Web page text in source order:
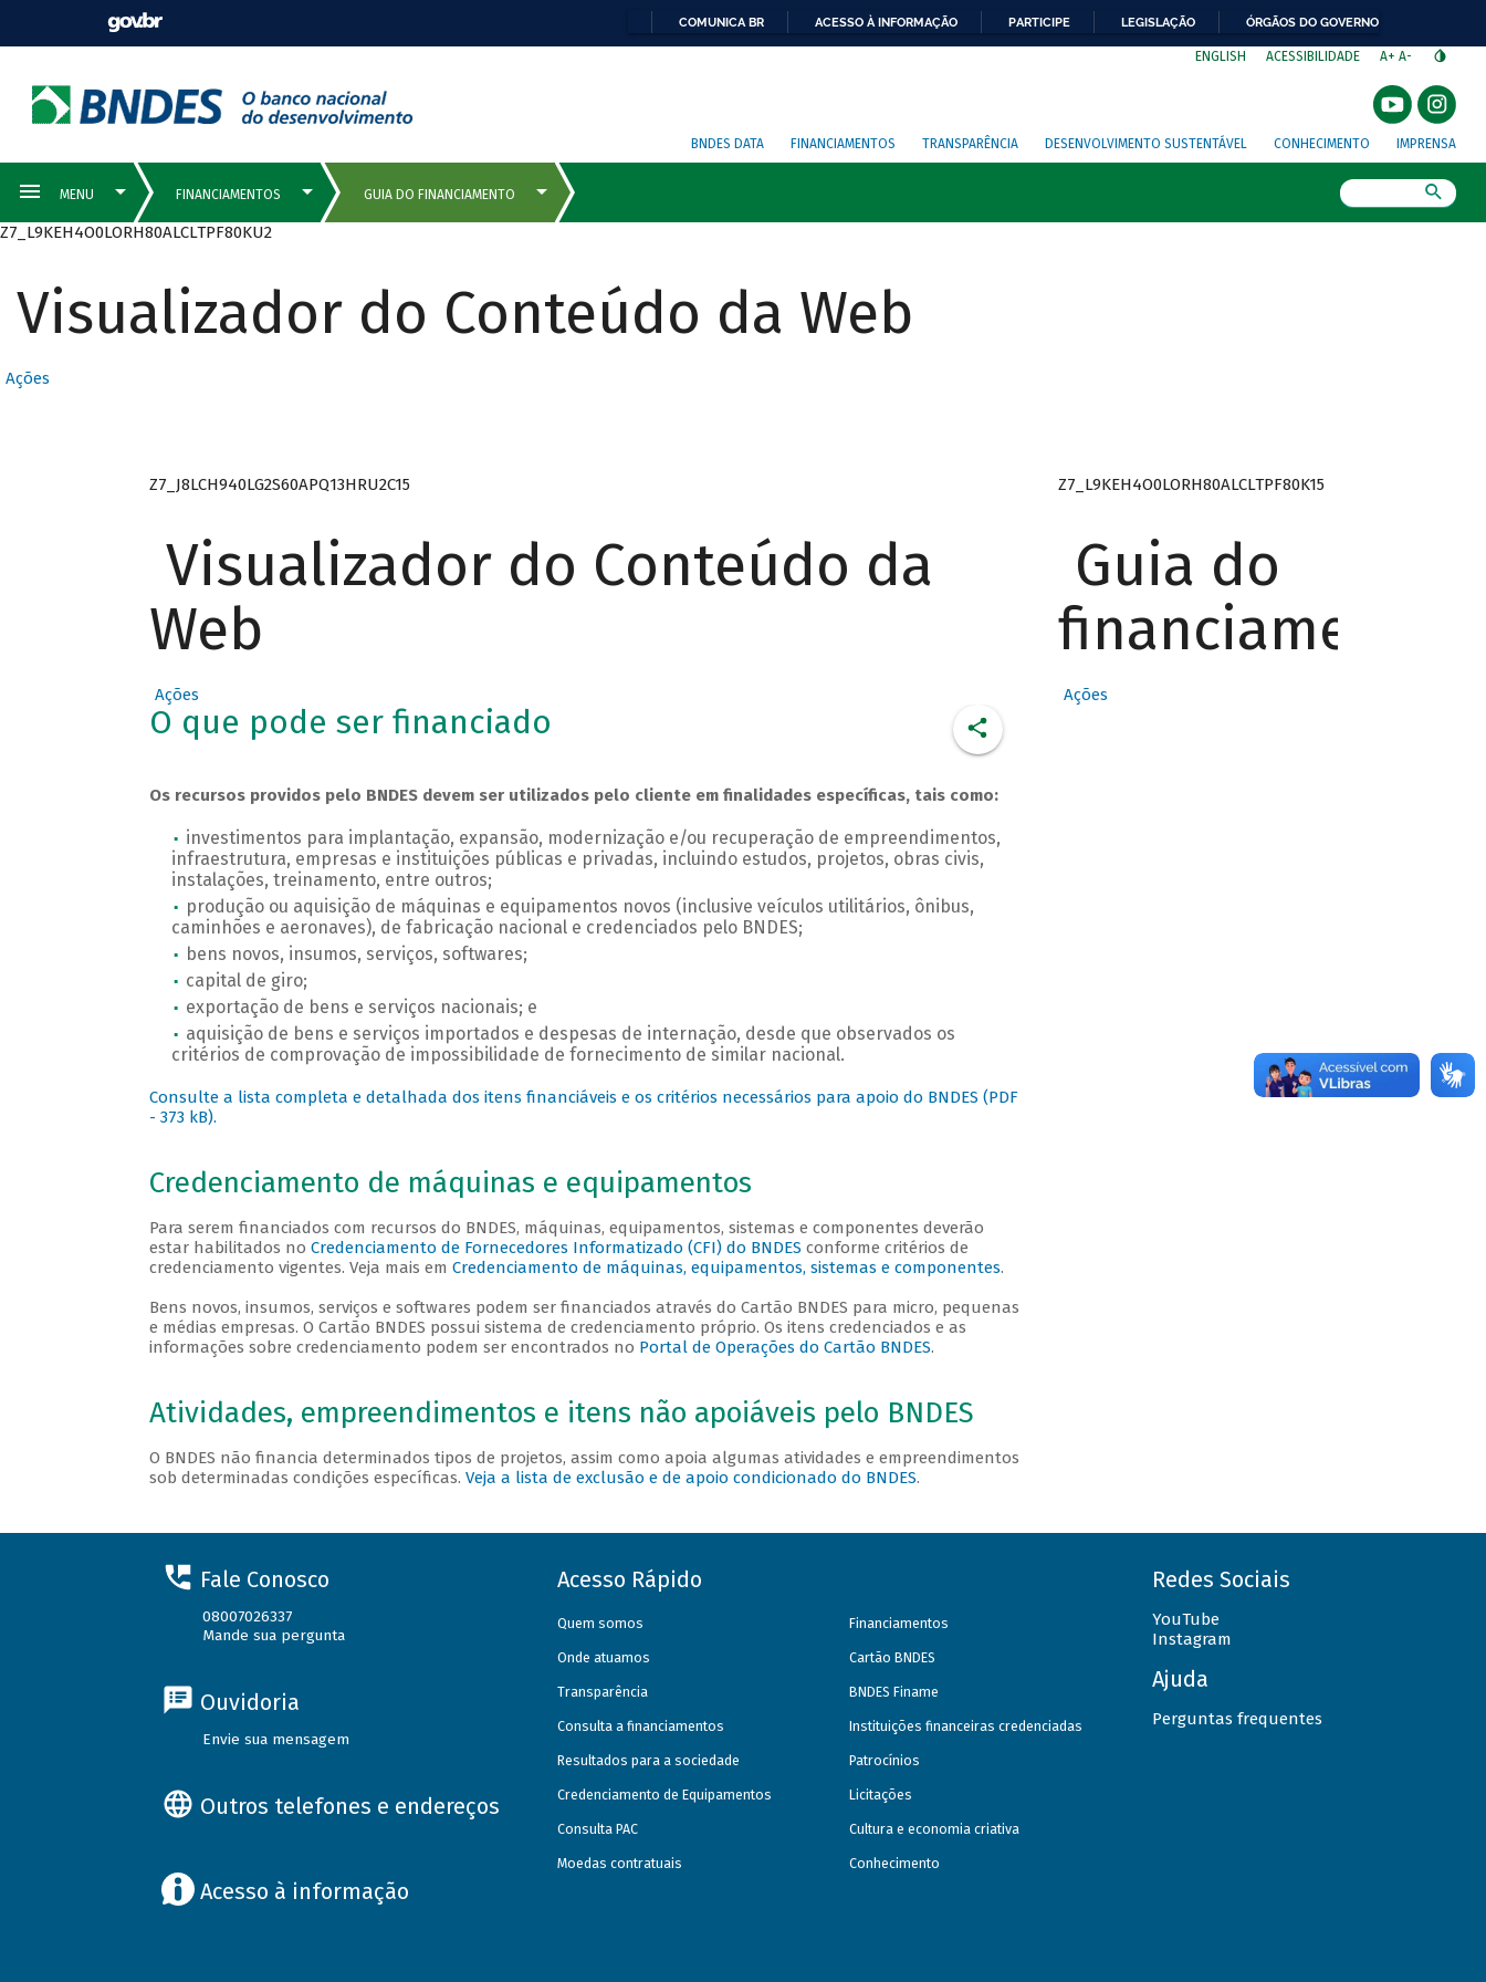
COMUNICA BR ACESSO À INFORMAÇÃO PARTICIPE LEGISLAÇÃO ÓRGÃOS DO GOVERNO
ENGLISH ACESSIBILIDADE A+ A-
BNDES DATA FINANCIAMENTOS TRANSPARÊNCIA DESENVOLVIMENTO SUSTENTÁVEL CONHECIMENTO IMPRENSA
Z7_L9KEH4O0LORH80ALCLTPF80KU2
Visualizador do Conteúdo da Web
Ações
Z7_J8LCH940LG2S60APQ13HRU2C15
Visualizador do Conteúdo da
Web
Ações
O que pode ser financiado
Os recursos providos pelo BNDES devem ser utilizados pelo cliente em finalidades específicas, tais como:
investimentos para implantação, expansão, modernização e/ou recuperação de empreendimentos,
infraestrutura, empresas e instituições públicas e privadas, incluindo estudos, projetos, obras civis,
instalações, treinamento, entre outros;
produção ou aquisição de máquinas e equipamentos novos (inclusive veículos utilitários, ônibus,
caminhões e aeronaves), de fabricação nacional e credenciados pelo BNDES;
bens novos, insumos, serviços, softwares;
capital de giro;
exportação de bens e serviços nacionais; e
aquisição de bens e serviços importados e despesas de internação, desde que observados os
critérios de comprovação de impossibilidade de fornecimento de similar nacional.
Consulte a lista completa e detalhada dos itens financiáveis e os critérios necessários para apoio do BNDES (PDF
- 373 kB).
Credenciamento de máquinas e equipamentos
Para serem financiados com recursos do BNDES, máquinas, equipamentos, sistemas e componentes deverão
estar habilitados no Credenciamento de Fornecedores Informatizado (CFI) do BNDES conforme critérios de
credenciamento vigentes. Veja mais em Credenciamento de máquinas, equipamentos, sistemas e componentes.
Bens novos, insumos, serviços e softwares podem ser financiados através do Cartão BNDES para micro, pequenas
e médias empresas. O Cartão BNDES possui sistema de credenciamento próprio. Os itens credenciados e as
informações sobre credenciamento podem ser encontrados no Portal de Operações do Cartão BNDES.
Atividades, empreendimentos e itens não apoiáveis pelo BNDES
O BNDES não financia determinados tipos de projetos, assim como apoia algumas atividades e empreendimentos
sob determinadas condições específicas. Veja a lista de exclusão e de apoio condicionado do BNDES.
Z7_L9KEH4O0LORH80ALCLTPF80K15
Guia do
financiamento
Ações
Fale Conosco
08007026337
Mande sua pergunta
Ouvidoria
Envie sua mensagem
Outros telefones e endereços
Acesso à informação
Acesso Rápido
Quem somos
Onde atuamos
Transparência
Consulta a financiamentos
Resultados para a sociedade
Credenciamento de Equipamentos
Consulta PAC
Moedas contratuais
Financiamentos
Cartão BNDES
BNDES Finame
Instituições financeiras credenciadas
Patrocínios
Licitações
Cultura e economia criativa
Conhecimento
Redes Sociais
YouTube
Instagram
Ajuda
Perguntas frequentes